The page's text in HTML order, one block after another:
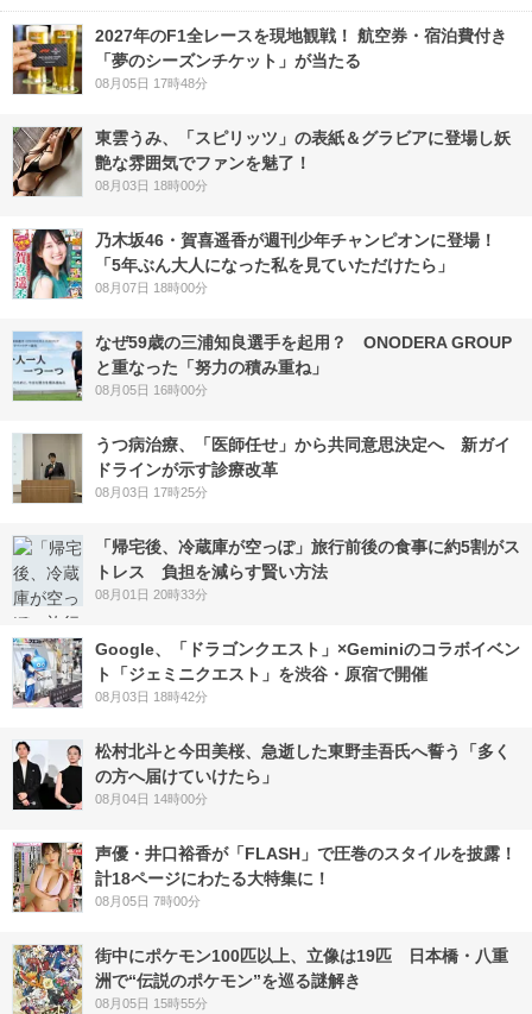
2027年のF1全レースを現地観戦！ 航空券・宿泊費付き
「夢のシーズンチケット」が当たる
08月05日 17時48分
東雲うみ、「スピリッツ」の表紙＆グラビアに登場し妖
艶な雰囲気でファンを魅了！
08月03日 18時00分
乃木坂46・賀喜遥香が週刊少年チャンピオンに登場！
「5年ぶん大人になった私を見ていただけたら」
08月07日 18時00分
なぜ59歳の三浦知良選手を起用？ ONODERA GROUP
と重なった「努力の積み重ね」
08月05日 16時00分
うつ病治療、「医師任せ」から共同意思決定へ 新ガイ
ドラインが示す診療改革
08月03日 17時25分
「帰宅後、冷蔵庫が空っぽ」旅行前後の食事に約5割がス
トレス 負担を減らす賢い方法
08月01日 20時33分
Google、「ドラゴンクエスト」×Geminiのコラボイベン
ト「ジェミニクエスト」を渋谷・原宿で開催
08月03日 18時42分
松村北斗と今田美桜、急逝した東野圭吾氏へ誓う「多く
の方へ届けていけたら」
08月04日 14時00分
声優・井口裕香が「FLASH」で圧巻のスタイルを披露！
計18ページにわたる大特集に！
08月05日 7時00分
街中にポケモン100匹以上、立像は19匹 日本橋・八重
洲で“伝説のポケモン”を巡る謎解き
08月05日 15時55分